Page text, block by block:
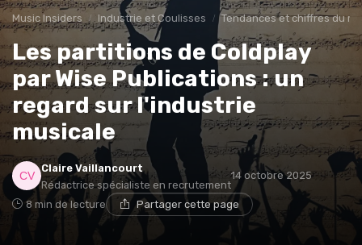
Music Insiders Industrie et Coulisses Tendances et chiffres du
Les partitions de Coldplay
par Wise Publications : un
regard sur l'industrie
musicale
Claire Vaillancourt
Rédactrice spécialiste en recrutement
14 octobre 2025
8 min de lecture Partager cette page